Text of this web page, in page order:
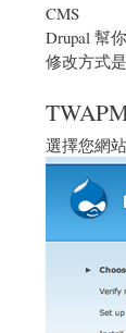
CMS
Drupal 幫你
修改方式
選擇您網